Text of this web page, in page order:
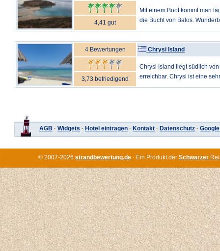
Mit einem Boot kommt man
die Bucht von Balos.
4,41 gut
4 Bewertungen Chrysi Island
Chrysi Island liegt südlich
erreichbar. Chrysi ist eine
3,73 befriedigend
AGB · Widgets · Hotel eintragen · Kontakt · Datenschutz ·
© 2007-2026 strandbewertung.de · Ein Produkt der Schwarzer